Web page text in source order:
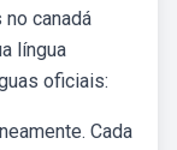
canadá
língua
oficiais:
Cada